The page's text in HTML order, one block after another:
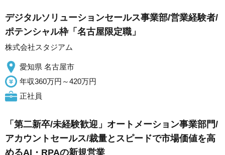
デジタルソリューションセールス事業部/営業経験者/
ポテンシャル枠「名古屋限定職」
株式会社スタジアム
愛知県 名古屋市
年収360万円～420万円
正社員
「第二新卒/未経験歓迎」オートメーション事業部門/
アカウントセールス/裁量とスピードで市場価値を高
めるAI・RPAの新規営業